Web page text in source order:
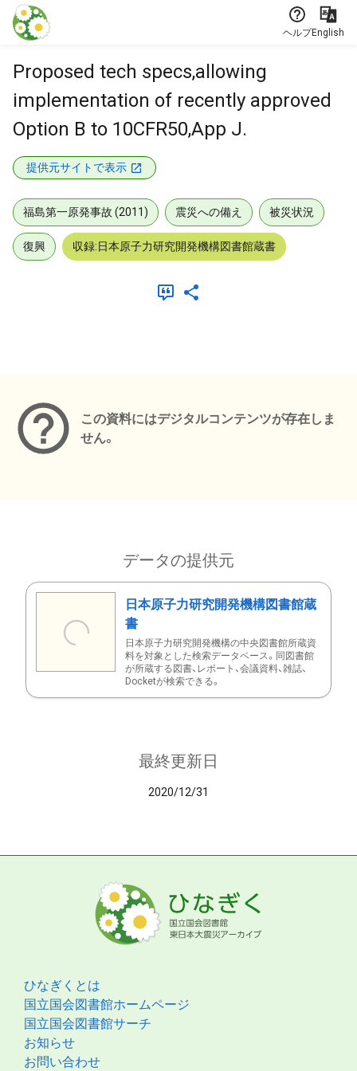
本文に飛ぶ
ヘルプEnglish
Proposed tech specs,allowing
implementation of recently approved
Option B to 10CFR50,App J.
提供元サイトで表示
福島第一原発事故 (2011) 震災への備え 被災状況
復興 収録:日本原子力研究開発機構図書館蔵書
この資料にはデジタルコンテンツが存在しま
せん。
データの提供元
日本原子力研究開発機構図書館蔵
書
日本原子力研究開発機構の中央図書館所蔵資
料を対象とした検索データベース。同図書館
が所蔵する図書、レポート、会議資料、雑誌、
Docketが検索できる。
最終更新日
2020/12/31
ひなぎくとは
国立国会図書館ホームページ
国立国会図書館サーチ
お知らせ
お問い合わせ